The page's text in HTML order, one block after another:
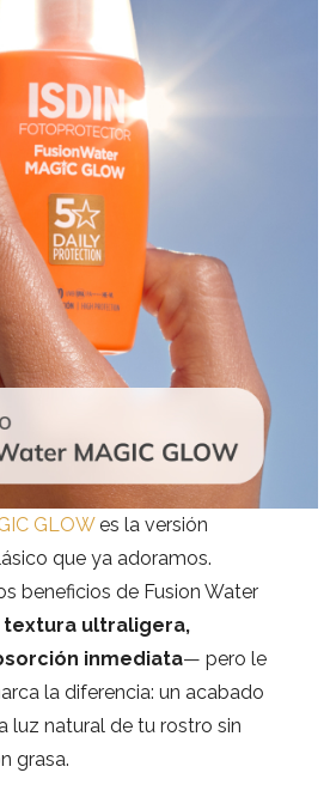
GLOWes la versión
que ya adoramos.
beneficios de Fusion Water
textura ultraligera,
inmediata— pero le
la diferencia: un acabado
luz natural de tu rostro sin
grasa.